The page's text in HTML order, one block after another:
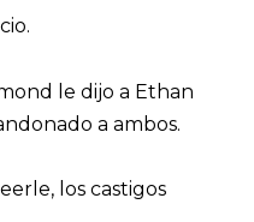
le dijo a Ethan
a ambos.
los castigos